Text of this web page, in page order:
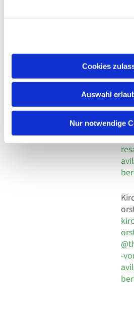
Cookies
Auswahl
Nur notwendige
Adresse
Kirchengemeinde Pfarrei
Hl. Theresa von Avila Berlin
Leitender Pfarrer - Norbert
Behaimstr. 39
30
18
E-
-